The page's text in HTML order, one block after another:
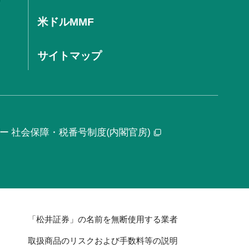
米ドルMMF
サイトマップ
社会保障・税番号制度(内閣官房)
「松井証券」の名前を無断使用する業者
取扱商品のリスクおよび手数料等の説明